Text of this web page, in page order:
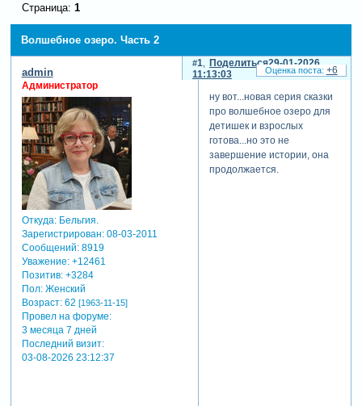
Волшебное озеро. Часть 2
Страница: 1
Поделиться
1
29-01-2026
11:13:03
admin
Администратор
Откуда:Бельгия.
Зарегистрирован: 08-03-2011
Сообщений:8919
Уважение: +12461
Позитив: +3284
Пол:Женский
Возраст:62 [1963-11-15]
Провел на форуме:
3 месяца 7 дней
Последний визит:
03-08-2026 23:12:37
ну вот...новая серия сказки
про волшебное озеро для
детишек и взрослых
готова...но это не
завершение истории, она
продолжается.
+6